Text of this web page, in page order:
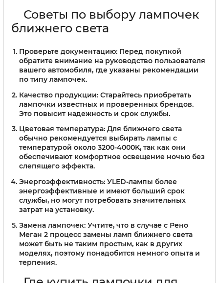
Советы по выбору лампочек
ближнего света
Проверьте документацию: Перед покупкой
обратите внимание на руководство пользователя
вашего автомобиля, где указаны рекомендации
по типу лампочек.
Качество продукции: Старайтесь приобретать
лампочки известных и проверенных брендов.
Это повысит надежность и срок службы.
Цветовая температура: Для ближнего света
обычно рекомендуется выбирать лампы с
температурой около 3200-4000K, так как они
обеспечивают комфортное освещение ночью без
слепящего эффекта.
Энергоэффективность: УLED-лампы более
энергоэффективные и имеют больший срок
службы, но могут потребовать значительных
затрат на установку.
Замена лампочек: Учтите, что в случае с Рено
Меган 2 процесс замены ламп ближнего света
может быть не таким простым, как в других
моделях, поэтому понадобится немного опыта и
терпения.